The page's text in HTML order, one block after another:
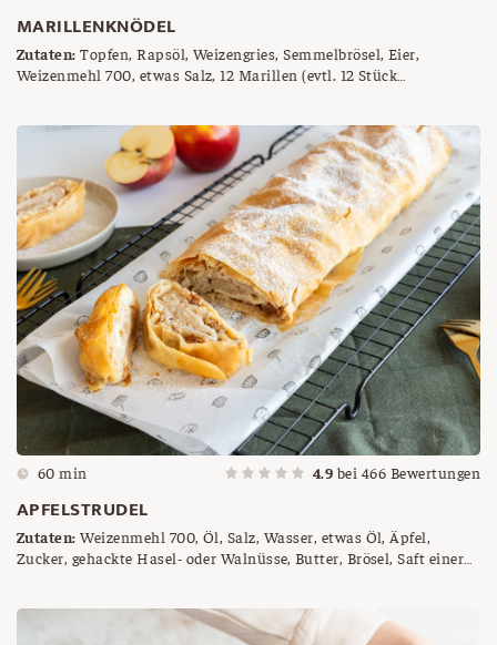
MARILLENKNÖDEL
Zutaten: Topfen, Rapsöl, Weizengries, Semmelbrösel, Eier,
Weizenmehl 700, etwas Salz, 12 Marillen (evtl. 12 Stück
60 min 4.9 bei 466 Bewertungen
APFELSTRUDEL
Zutaten: Weizenmehl 700, Öl, Salz, Wasser, etwas Öl, Äpfel,
Zucker, gehackte Hasel- oder Walnüsse, Butter, Brösel, Saft einer